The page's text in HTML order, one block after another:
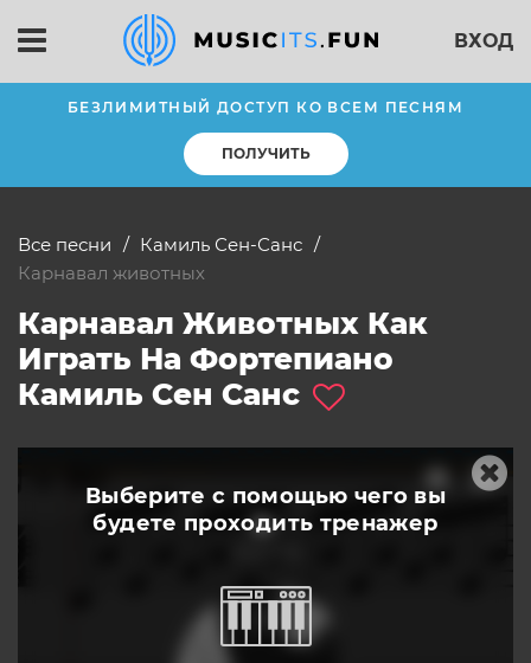
ВХОД
БЕЗЛИМИТНЫЙ ДОСТУП КО ВСЕМ ПЕСНЯМ
ПОЛУЧИТЬ
Все песни
Камиль Сен-Санс
Карнавал животных
Карнавал Животных Как
Играть На Фортепиано
Камиль Сен Санс
Выберите с помощью чего вы
будете проходить тренажер